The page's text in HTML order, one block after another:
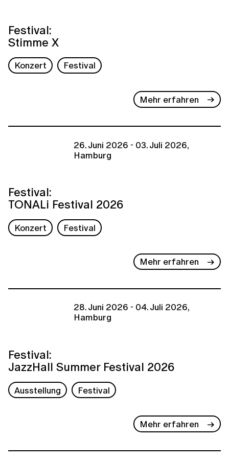
Festival:
Stimme X
Konzert Festival
Mehr erfahren
26. Juni 2026 - 03. Juli 2026,
Hamburg
Festival:
TONALi Festival 2026
Konzert Festival
Mehr erfahren
28. Juni 2026 - 04. Juli 2026,
Hamburg
Festival:
JazzHall Summer Festival 2026
Ausstellung Festival
Mehr erfahren